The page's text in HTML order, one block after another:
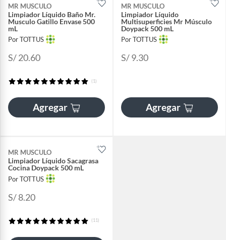
MR MUSCULO
Limpiador Líquido Baño Mr.
Musculo Gatillo Envase 500
mL
Por TOTTUS
S/ 20.60
(1)
Agregar
MR MUSCULO
Limpiador Líquido
Multisuperficies Mr Músculo
Doypack 500 mL
Por TOTTUS
S/ 9.30
Agregar
MR MUSCULO
Limpiador Líquido Sacagrasa
Cocina Doypack 500 mL
Por TOTTUS
S/ 8.20
(11)